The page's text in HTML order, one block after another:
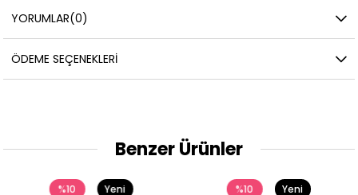
YORUMLAR(0)
ÖDEME SEÇENEKLERI
Benzer Ürünler